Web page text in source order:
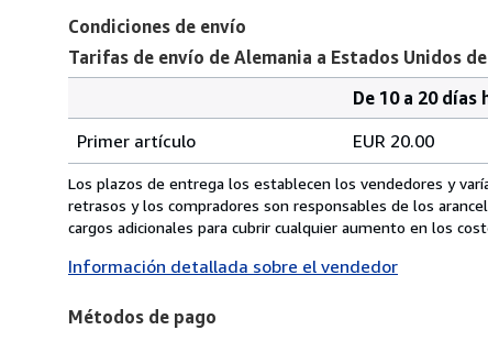
Condiciones de envío
Tarifas de envío de Alemania a Estados Unidos
Tarifas
de
envío
de
Alemania
Estados
de
del
pedido
De 10 a 20 días
Primer artículo
EUR 20.00
Los plazos de entrega los establecen los vendedores y
retrasos y los compradores son responsables de los
cargos adicionales para cubrir cualquier aumento en los
Información detallada sobre el vendedor
Métodos de pago